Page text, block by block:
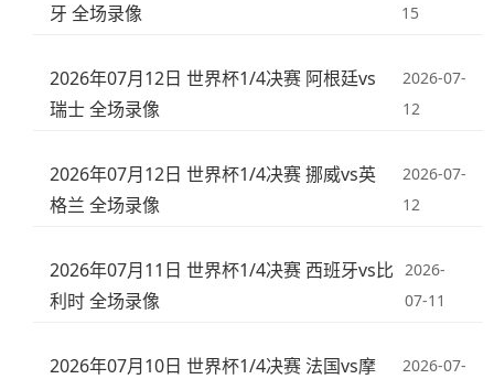
牙 全场录像
15
2026年07月12日 世界杯1/4决赛 阿根廷vs
瑞士 全场录像
2026-07-
12
2026年07月12日 世界杯1/4决赛 挪威vs英
格兰 全场录像
2026-07-
12
2026年07月11日 世界杯1/4决赛 西班牙vs比
利时 全场录像
2026-
07-11
2026年07月10日 世界杯1/4决赛 法国vs摩
2026-07-